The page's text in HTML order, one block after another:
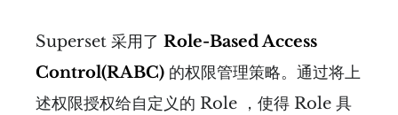
Superset 采用了 Role-Based Access
Control(RABC) 的权限管理策略。通过将上
述权限授权给自定义的 Role ，使得 Role 具